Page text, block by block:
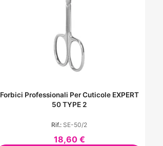
Forbici Professionali Per Cuticole EXPERT
50 TYPE 2
Rif.: SE-50/2
18,60 €